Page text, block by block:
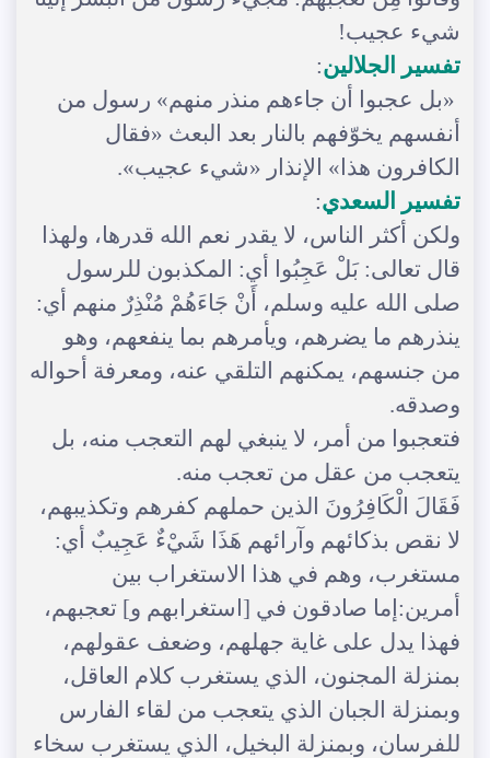
شيء عجيب!
تفسير الجلالين:
«بل عجبوا أن جاءهم منذر منهم» رسول من
أنفسهم يخوّفهم بالنار بعد البعث «فقال
الكافرون هذا» الإنذار «شيء عجيب».
تفسير السعدي:
ولكن أكثر الناس، لا يقدر نعم الله قدرها، ولهذا
قال تعالى: بَلْ عَجِبُوا أي: المكذبون للرسول
صلى الله عليه وسلم، أَنْ جَاءَهُمْ مُنْذِرٌ منهم أي:
ينذرهم ما يضرهم، ويأمرهم بما ينفعهم، وهو
من جنسهم، يمكنهم التلقي عنه، ومعرفة أحواله
وصدقه.
فتعجبوا من أمر، لا ينبغي لهم التعجب منه، بل
يتعجب من عقل من تعجب منه.
فَقَالَ الْكَافِرُونَ الذين حملهم كفرهم وتكذيبهم،
لا نقص بذكائهم وآرائهم هَذَا شَيْءٌ عَجِيبٌ أي:
مستغرب، وهم في هذا الاستغراب بين
أمرين:إما صادقون في [استغرابهم و] تعجبهم،
فهذا يدل على غاية جهلهم، وضعف عقولهم،
بمنزلة المجنون، الذي يستغرب كلام العاقل،
وبمنزلة الجبان الذي يتعجب من لقاء الفارس
للفرسان، وبمنزلة البخيل، الذي يستغرب سخاء